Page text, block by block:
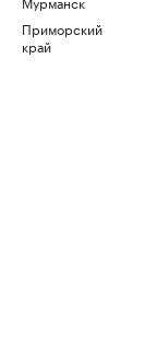
Приморский
край